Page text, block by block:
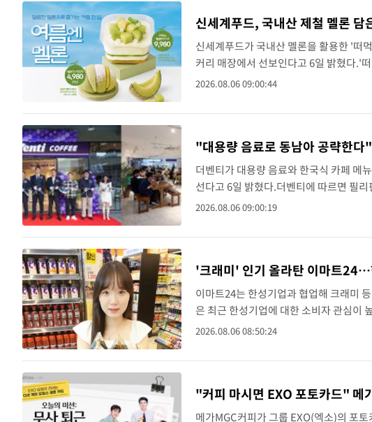
신세계푸드, 국내산 제철 멜론 담
신세계푸드가 국내산 멜론을 활용한 '떠
커리 매장에서 선보인다고 6일 밝혔다.'
멜론 과육을 쌓고, 상단에 생멜론을 올린
2026.08.06 09:00:44
"대용량 음료로 동남아 공략한
더벤티가 대용량 음료와 한국식 카페 메
선다고 6일 밝혔다.더벤티에 따르면 필
복합쇼핑몰 글로리에타에 약 200평 규모
2026.08.06 09:00:19
'크래미' 인기 올라탄 이마트24…
이마트24는 한성기업과 협업해 크래미
은 최근 한성기업에 대한 소비자 관심이
로 이마트24에서 판매하는 크래미와 자
2026.08.06 08:50:24
"커피 마시면 EXO 포토카드" 메
메가MGC커피가 그룹 EXO(엑소)의 포